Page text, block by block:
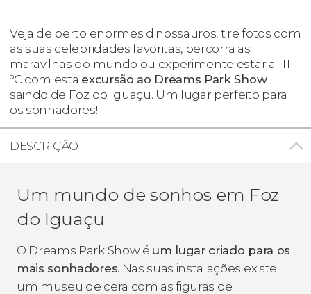
Veja de perto enormes dinossauros, tire fotos com
as suas celebridades favoritas, percorra as
maravilhas do mundo ou experimente estar a -11
ºC com esta excursão ao Dreams Park Show
saindo de Foz do Iguaçu. Um lugar perfeito para
os sonhadores!
DESCRIÇÃO
Um mundo de sonhos em Foz
do Iguaçu
O Dreams Park Show é um lugar criado para os
mais sonhadores. Nas suas instalações existe
um museu de cera com as figuras de